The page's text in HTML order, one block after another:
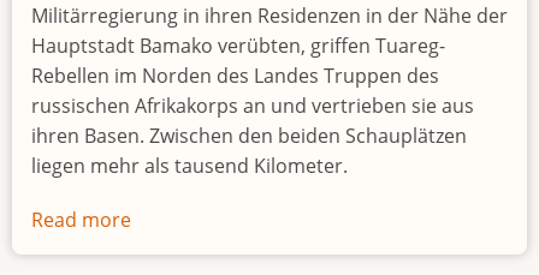
Militärregierung in ihren Residenzen in der Nähe der
Hauptstadt Bamako verübten, griffen Tuareg-
Rebellen im Norden des Landes Truppen des
russischen Afrikakorps an und vertrieben sie aus
ihren Basen. Zwischen den beiden Schauplätzen
liegen mehr als tausend Kilometer.
Read more
Fragile